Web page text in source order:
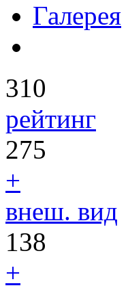
Галерея
310
рейтинг
275
+
внеш. вид
138
+